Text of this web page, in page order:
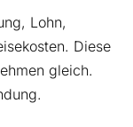
Lohn,
Diese
gleich.